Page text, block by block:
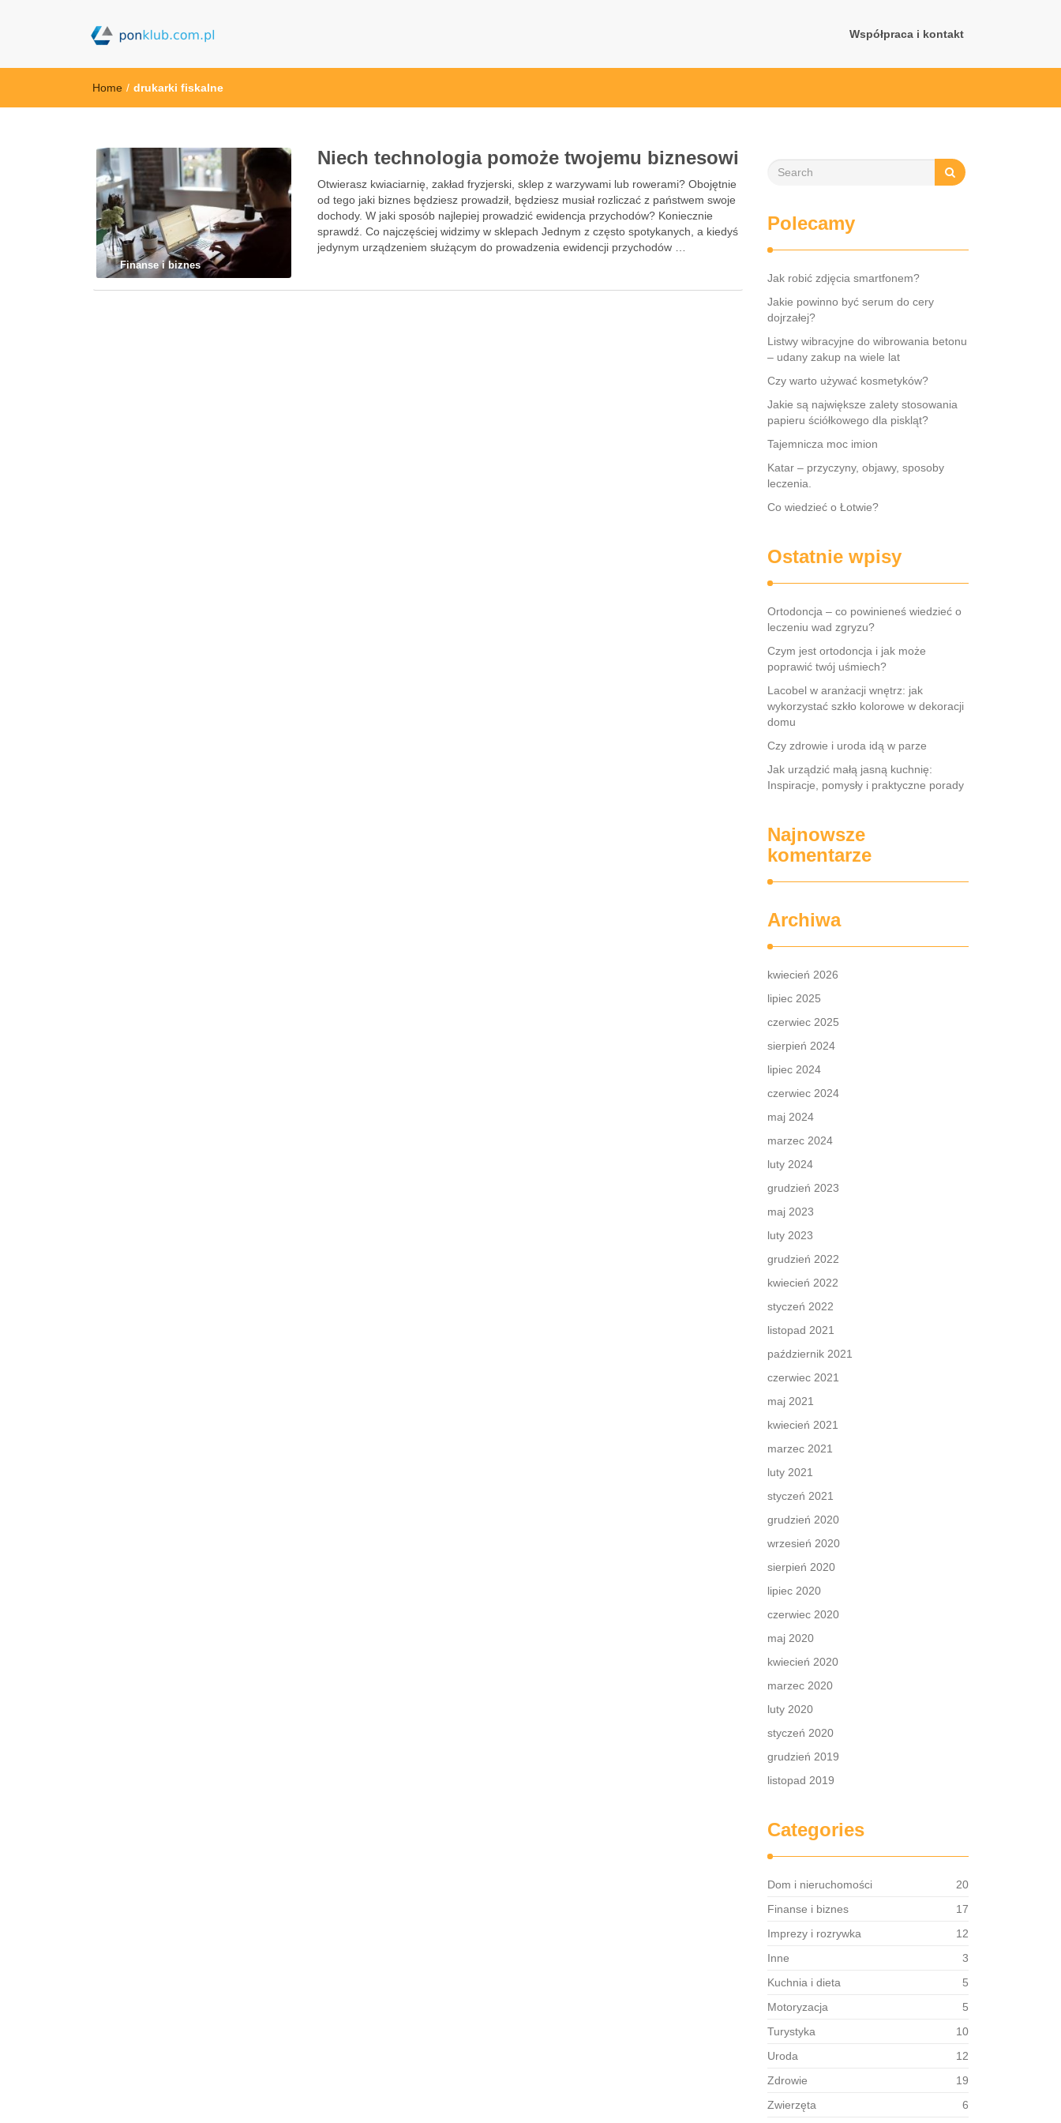
Współpraca i kontakt
Home / drukarki fiskalne
Finanse i biznes
Niech technologia pomoże twojemu biznesowi
Otwierasz kwiaciarnię, zakład fryzjerski, sklep z warzywami lub rowerami? Obojętnie
od tego jaki biznes będziesz prowadził, będziesz musiał rozliczać z państwem swoje
dochody. W jaki sposób najlepiej prowadzić ewidencja przychodów? Koniecznie
sprawdź. Co najczęściej widzimy w sklepach Jednym z często spotykanych, a kiedyś
jedynym urządzeniem służącym do prowadzenia ewidencji przychodów …
Polecamy
Jak robić zdjęcia smartfonem?
Jakie powinno być serum do cery
dojrzałej?
Listwy wibracyjne do wibrowania betonu
– udany zakup na wiele lat
Czy warto używać kosmetyków?
Jakie są największe zalety stosowania
papieru ściółkowego dla piskląt?
Tajemnicza moc imion
Katar – przyczyny, objawy, sposoby
leczenia.
Co wiedzieć o Łotwie?
Ostatnie wpisy
Ortodoncja – co powinieneś wiedzieć o
leczeniu wad zgryzu?
Czym jest ortodoncja i jak może
poprawić twój uśmiech?
Lacobel w aranżacji wnętrz: jak
wykorzystać szkło kolorowe w dekoracji
domu
Czy zdrowie i uroda idą w parze
Jak urządzić małą jasną kuchnię:
Inspiracje, pomysły i praktyczne porady
Najnowsze
komentarze
Archiwa
kwiecień 2026
lipiec 2025
czerwiec 2025
sierpień 2024
lipiec 2024
czerwiec 2024
maj 2024
marzec 2024
luty 2024
grudzień 2023
maj 2023
luty 2023
grudzień 2022
kwiecień 2022
styczeń 2022
listopad 2021
październik 2021
czerwiec 2021
maj 2021
kwiecień 2021
marzec 2021
luty 2021
styczeń 2021
grudzień 2020
wrzesień 2020
sierpień 2020
lipiec 2020
czerwiec 2020
maj 2020
kwiecień 2020
marzec 2020
luty 2020
styczeń 2020
grudzień 2019
listopad 2019
Categories
Dom i nieruchomości
20
Finanse i biznes
17
Imprezy i rozrywka
12
Inne
3
Kuchnia i dieta
5
Motoryzacja
5
Turystyka
10
Uroda
12
Zdrowie
19
Zwierzęta
6